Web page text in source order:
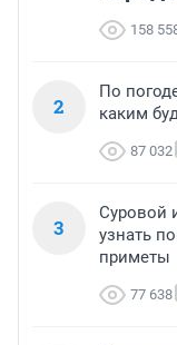
158
2
По
каким
87 032
3
Суровой
узнать
приметы
77 638